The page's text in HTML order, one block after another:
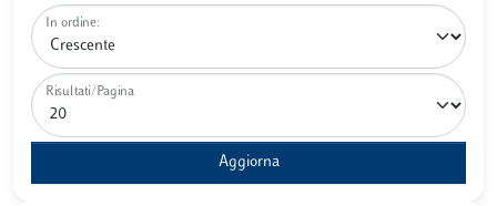
In ordine:
Risultati/Pagina